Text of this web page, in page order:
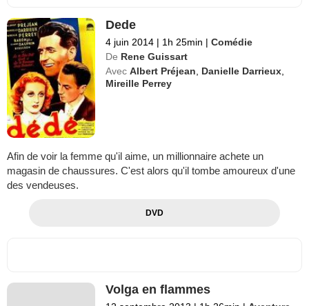
Dede
4 juin 2014 | 1h 25min | Comédie
De Rene Guissart
Avec Albert Préjean Danielle Darrieux
Mireille Perrey
Afin de voir la femme qu'il aime, un millionnaire achete un
magasin de chaussures. C'est alors qu'il tombe amoureux d'une
des vendeuses.
DVD
Volga en flammes